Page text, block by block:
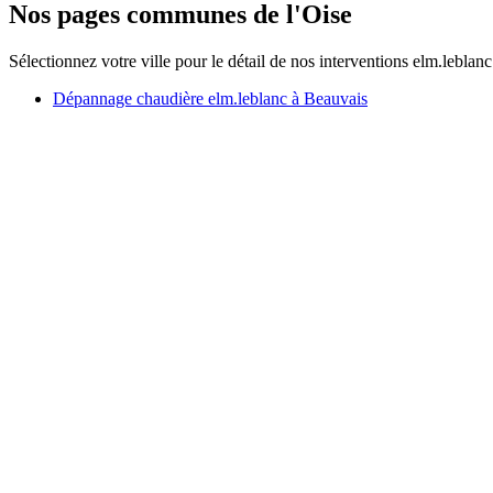
Nos pages communes de l'Oise
Sélectionnez votre ville pour le détail de nos interventions
Dépannage chaudière elm.leblanc à Beauvais